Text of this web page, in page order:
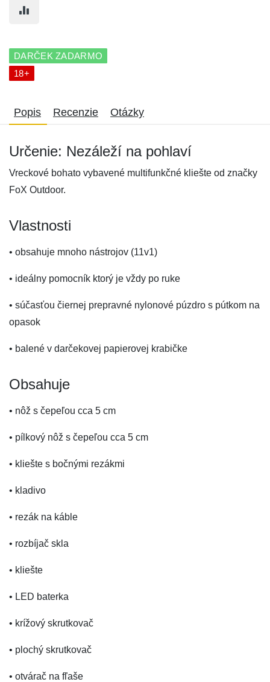
DARČEK ZADARMO
18+
Popis Recenzie Otázky
Určenie: Nezáleží na pohlaví
Vreckové bohato vybavené multifunkčné kliešte od značky
FoX Outdoor.
Vlastnosti
• obsahuje mnoho nástrojov (11v1)
• ideálny pomocník ktorý je vždy po ruke
• súčasťou čiernej prepravné nylonové púzdro s pútkom na
opasok
• balené v darčekovej papierovej krabičke
Obsahuje
• nôž s čepeľou cca 5 cm
• pílkový nôž s čepeľou cca 5 cm
• kliešte s bočnými rezákmi
• kladivo
• rezák na káble
• rozbíjač skla
• kliešte
• LED baterka
• krížový skrutkovač
• plochý skrutkovač
• otvárač na fľaše